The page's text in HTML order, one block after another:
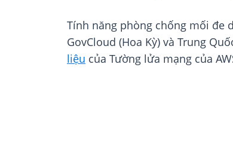
Tính năng phòng chống mối đe
GovCloud (Hoa Kỳ) và Trung
liệu của Tường lửa mạng của